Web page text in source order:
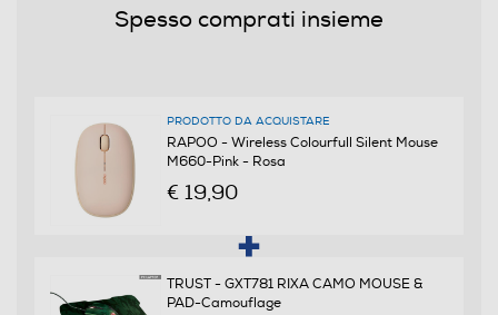
2 Direzioni
Sistemi operativi compatibili
Windows XP/Vista/7/8/10/11 macOS iOS Android
Requisiti minimi sistema
Spesso comprati insieme
PRODOTTO DA ACQUISTARE
RAPOO - Wireless Colourfull Silent Mouse
M660-Pink - Rosa
€ 19,90
TRUST - GXT781 RIXA CAMO MOUSE &
PAD-Camouflage